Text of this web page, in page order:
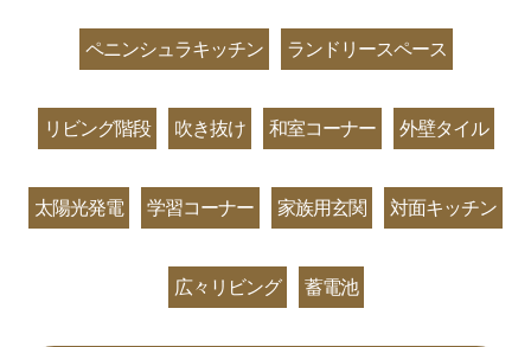
ペニンシュラキッチン ランドリースペース
リビング階段 吹き抜け 和室コーナー 外壁タイル
太陽光発電 学習コーナー 家族用玄関 対面キッチン
広々リビング 蓄電池